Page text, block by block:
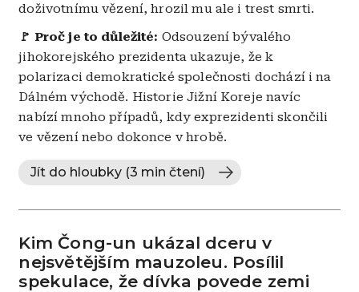
doživotnímu vězení, hrozil mu ale i trest smrti.
🚩 Proč je to důležité: Odsouzení bývalého
jihokorejského prezidenta ukazuje, že k
polarizaci demokratické společnosti dochází i na
Dálném východě. Historie Jižní Koreje navíc
nabízí mnoho případů, kdy exprezidenti skončili
ve vězení nebo dokonce v hrobě.
Jít do hloubky (3 min čtení)
Kim Čong-un ukázal dceru v
nejsvětějším mauzoleu. Posílil
spekulace, že dívka povede zemi